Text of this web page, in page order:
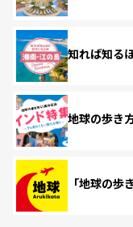
知れば知る
地球の歩き
「地球の歩